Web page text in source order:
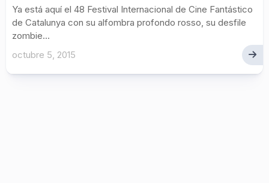
Ya está aquí el 48 Festival Internacional de Cine Fantástico
de Catalunya con su alfombra profondo rosso, su desfile
zombie...
octubre 5, 2015